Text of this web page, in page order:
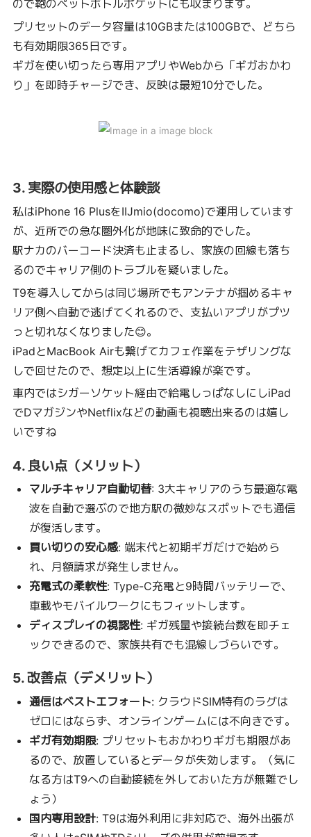
ので鞄のペットボトルポケットにも収まります。
プリセットのデータ容量は10GBまたは100GBで、どちら
も有効期限365日です。
ギガを使い切ったら専用アプリやWebから「ギガおかわ
り」を即時チャージでき、反映は最短10分でした。
3. 実際の使用感と体験談
私はiPhone 16 PlusをIIJmio(docomo)で運用しています
が、近所での急な圏外化が地味に致命的でした。
駅ナカのバーコード決済も止まるし、家族の回線も落ち
るのでキャリア側のトラブルを疑いました。
T9を導入してからは同じ場所でもアンテナが掴めるキャ
リア側へ自動で逃げてくれるので、支払いアプリがプツ
っと切れなくなりました😊。
iPadとMacBook Airも繋げてカフェ作業をテザリングな
しで回せたので、想定以上に生活導線が楽です。
車内ではシガーソケット経由で給電しっぱなしにしiPad
でDマガジンやNetflixなどの動画も視聴出来るのは嬉し
いですね
4. 良い点（メリット）
マルチキャリア自動切替: 3大キャリアのうち最適な電
波を自動で選ぶので地方駅の微妙なスポットでも通信
が復活します。
買い切りの安心感: 端末代と初期ギガだけで始めら
れ、月額請求が発生しません。
充電式の柔軟性: Type-C充電と9時間バッテリーで、
車載やモバイルワークにもフィットします。
ディスプレイの視認性: ギガ残量や接続台数を即チェ
ックできるので、家族共有でも混線しづらいです。
5. 改善点（デメリット）
通信はベストエフォート: クラウドSIM特有のラグは
ゼロにはならず、オンラインゲームには不向きです。
ギガ有効期限: プリセットもおかわりギガも期限があ
るので、放置しているとデータが失効します。（気に
なる方はT9への自動接続を外しておいた方が無難でし
ょう）
国内専用設計: T9は海外利用に非対応で、海外出張が